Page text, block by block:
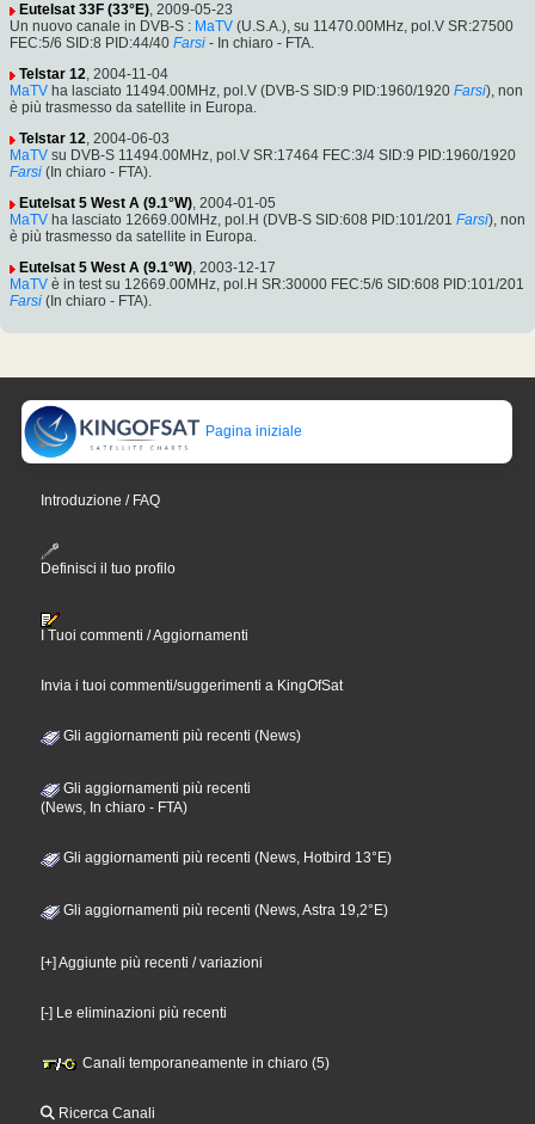
Eutelsat 33F (33°E), 2009-05-23
Un nuovo canale in DVB-S : MaTV (U.S.A.), su 11470.00MHz, pol.V SR:27500
FEC:5/6 SID:8 PID:44/40 Farsi - In chiaro - FTA.
Telstar 12, 2004-11-04
MaTV ha lasciato 11494.00MHz, pol.V (DVB-S SID:9 PID:1960/1920 Farsi), non
è più trasmesso da satellite in Europa.
Telstar 12, 2004-06-03
MaTV su DVB-S 11494.00MHz, pol.V SR:17464 FEC:3/4 SID:9 PID:1960/1920
Farsi (In chiaro - FTA).
Eutelsat 5 West A (9.1°W), 2004-01-05
MaTV ha lasciato 12669.00MHz, pol.H (DVB-S SID:608 PID:101/201 Farsi), non
è più trasmesso da satellite in Europa.
Eutelsat 5 West A (9.1°W), 2003-12-17
MaTV è in test su 12669.00MHz, pol.H SR:30000 FEC:5/6 SID:608 PID:101/201
Farsi (In chiaro - FTA).
Pagina iniziale
Introduzione / FAQ
Definisci il tuo profilo
I Tuoi commenti / Aggiornamenti
Invia i tuoi commenti/suggerimenti a KingOfSat
Gli aggiornamenti più recenti (News)
Gli aggiornamenti più recenti
(News, In chiaro - FTA)
Gli aggiornamenti più recenti (News, Hotbird 13°E)
Gli aggiornamenti più recenti (News, Astra 19,2°E)
[+] Aggiunte più recenti / variazioni
[-] Le eliminazioni più recenti
Canali temporaneamente in chiaro (5)
Ricerca Canali